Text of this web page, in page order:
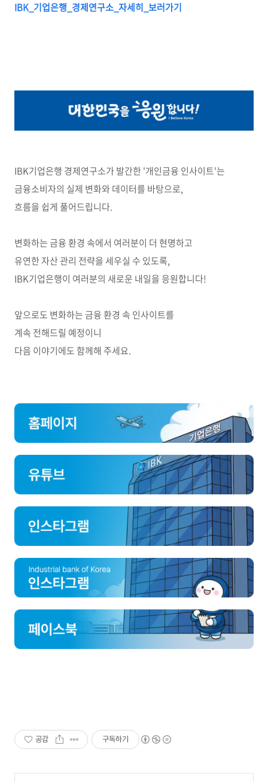
IBK_ 기업은행_ 경제연구소_ 자세히_ 보러가기
IBK기업은행 경제연구소가 발간한 '개인금융 인사이트'는
금융소비자의 실제 변화와 데이터를 바탕으로,
흐름을 쉽게 풀어드립니다.
변화하는 금융 환경 속에서 여러분이 더 현명하고
유연한 자산 관리 전략을 세우실 수 있도록,
IBK기업은행이 여러분의 새로운 내일을 응원합니다!
앞으로도 변화하는 금융 환경 속 인사이트를
계속 전해드릴 예정이니
다음 이야기에도 함께해 주세요.
공감 구독하기